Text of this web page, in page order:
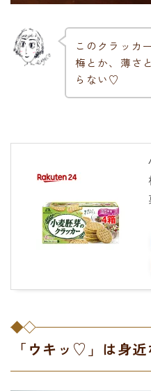
このクラッカ
梅とか、薄さ
らない♡
「ウキッ♡」は身